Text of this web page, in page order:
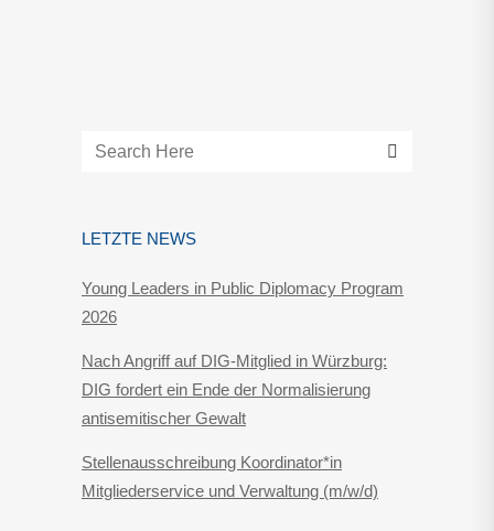
LETZTE NEWS
Young Leaders in Public Diplomacy Program
2026
Nach Angriff auf DIG-Mitglied in Würzburg:
DIG fordert ein Ende der Normalisierung
antisemitischer Gewalt
Stellenausschreibung Koordinator*in
Mitgliederservice und Verwaltung (m/w/d)